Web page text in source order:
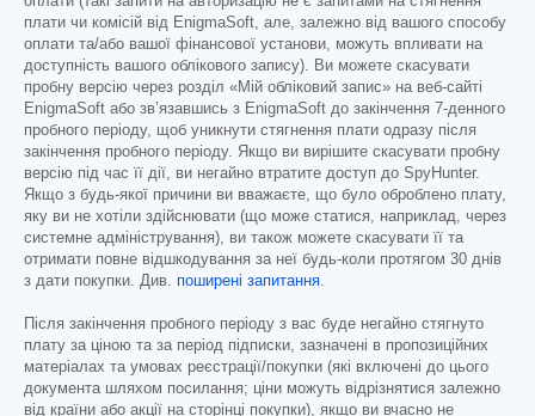
плати чи комісій від EnigmaSoft, але, залежно від вашого способу
оплати та/або вашої фінансової установи, можуть впливати на
доступність вашого облікового запису). Ви можете скасувати
пробну версію через розділ «Мій обліковий запис» на веб-сайті
EnigmaSoft або зв’язавшись з EnigmaSoft до закінчення 7-денного
пробного періоду, щоб уникнути стягнення плати одразу після
закінчення пробного періоду. Якщо ви вирішите скасувати пробну
версію під час її дії, ви негайно втратите доступ до SpyHunter.
Якщо з будь-якої причини ви вважаєте, що було оброблено плату,
яку ви не хотіли здійснювати (що може статися, наприклад, через
системне адміністрування), ви також можете скасувати її та
отримати повне відшкодування за неї будь-коли протягом 30 днів
з дати покупки. Див. поширені запитання.
Після закінчення пробного періоду з вас буде негайно стягнуто
плату за ціною та за період підписки, зазначені в пропозиційних
матеріалах та умовах реєстрації/покупки (які включені до цього
документа шляхом посилання; ціни можуть відрізнятися залежно
від країни або акції на сторінці покупки), якщо ви вчасно не